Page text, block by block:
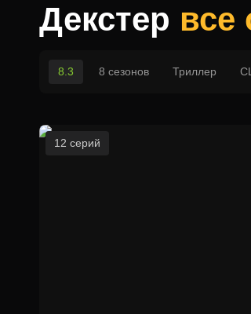
Декстер все
8.3 8 сезонов Триллер
12 серий